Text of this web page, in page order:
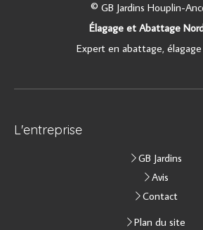
© GB Jardins Houplin-
Élagage et Abattage
Expert en abattage,
L'entreprise
GB Jardins
Avis
Contact
Plan du site